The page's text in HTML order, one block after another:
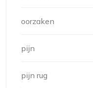
oorzaken
pijn
pijn rug